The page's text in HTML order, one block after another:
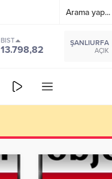
BIST
13.798,82
ŞANLIURFA
AÇIK